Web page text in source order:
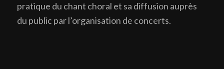
pratique du chant choral et sa diffusion auprès
du public par l’organisation de concerts.